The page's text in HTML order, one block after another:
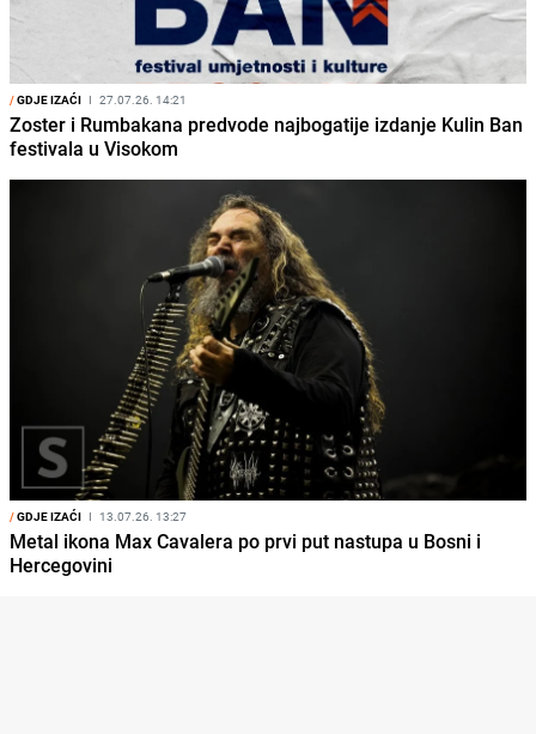
/GDJE IZAĆI I 27.07.26. 14:21
Zoster i Rumbakana predvode najbogatije izdanje Kulin Ban
festivala u Visokom
/GDJE IZAĆI I 13.07.26. 13:27
Metal ikona Max Cavalera po prvi put nastupa u Bosni i
Hercegovini